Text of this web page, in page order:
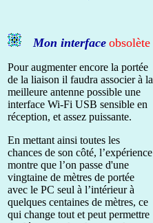
Mon interface obsolète
Pour augmenter encore la portée
de la liaison il faudra associer à la
meilleure antenne possible une
interface Wi-Fi USB sensible en
réception, et assez puissante.
En mettant ainsi toutes les
chances de son côté, l’expérience
montre que l’on passe d'une
vingtaine de mètres de portée
avec le PC seul à l’intérieur à
quelques centaines de mètres, ce
qui change tout et peut permettre